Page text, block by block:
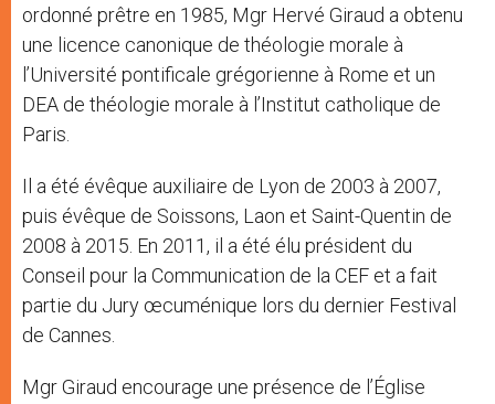
ordonné prêtre en 1985, Mgr Hervé Giraud a obtenu
une licence canonique de théologie morale à
l’Université pontificale grégorienne à Rome et un
DEA de théologie morale à l’Institut catholique de
Paris.
Il a été évêque auxiliaire de Lyon de 2003 à 2007,
puis évêque de Soissons, Laon et Saint-Quentin de
2008 à 2015. En 2011, il a été élu président du
Conseil pour la Communication de la CEF et a fait
partie du Jury œcuménique lors du dernier Festival
de Cannes.
Mgr Giraud encourage une présence de l’Église